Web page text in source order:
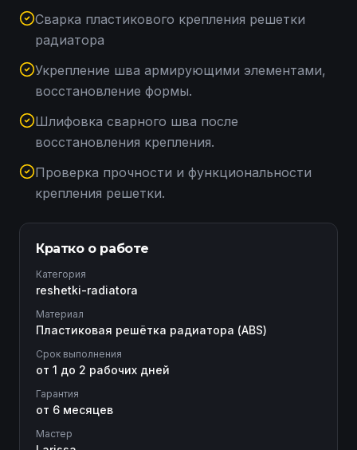
Сварка пластикового крепления решетки
радиатора
Укрепление шва армирующими элементами,
восстановление формы.
Шлифовка сварного шва после
восстановления крепления.
Проверка прочности и функциональности
крепления решетки.
Кратко о работе
Категория
reshetki-radiatora
Материал
Пластиковая решётка радиатора (ABS)
Срок выполнения
от 1 до 2 рабочих дней
Гарантия
от 6 месяцев
Мастер